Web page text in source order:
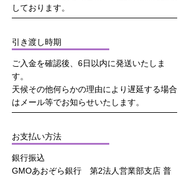
しております。
引き渡し時期
ご入金を確認後、6日以内に発送いたしま
す。
天候その他何らかの理由により遅延する場合
はメール等でお知らせいたします。
お支払い方法
銀行振込
GMOあおぞら銀行 第2法人営業部支店 普